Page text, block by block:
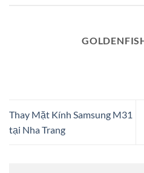
Thay Mặt Kính Samsung M31
tại Nha Trang